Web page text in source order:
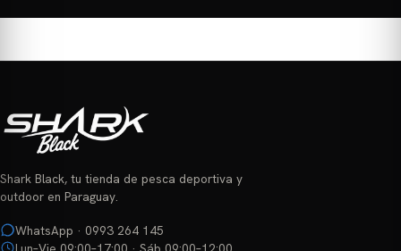
múltiples
Las
pueden
elegir
en
la
de
tiene
variantes.
en
Shark Black, tu tienda de pesca deportiva y
outdoor en Paraguay.
WhatsApp · 0993 264 145